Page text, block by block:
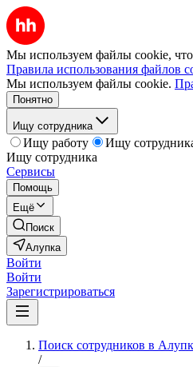
Мы используем файлы cookie,
Правила использования файлов
Мы используем файлы cookie.
Понятно
Ищу сотрудника
Ищу работу
Ищу
Ищу сотрудника
Сервисы
Помощь
Ещё
Поиск
Алупка
Войти
Войти
Зарегистрироваться
Поиск сотрудников в
/